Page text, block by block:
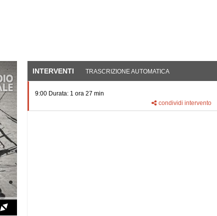
INTERVENTI (SCHEDA ATTIVA)
TRASCRIZIONE AUTOMATICA
9:00 Durata: 1 ora 27 min
condividi intervento